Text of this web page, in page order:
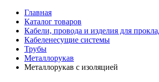
Главная
Каталог товаров
Кабели, провода и изделия для
Кабеленесущие системы
Трубы
Металлорукав
Металлорукав с изоляцией